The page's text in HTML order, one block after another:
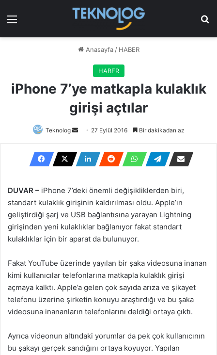
Menü
Anasayfa / HABER
HABER
iPhone 7’ye matkapla kulaklık
girişi açtılar
Teknolog
Bir
e-
posta
göndermek
27 Eylül 2016 Bir dakikadan az
DUVAR – iPhone 7’deki önemli değişikliklerden biri,
standart kulaklık girişinin kaldırılması oldu. Apple’ın
geliştirdiği şarj ve USB bağlantısına yarayan Lightning
girişinden yeni kulaklıklar bağlanıyor fakat standart
kulaklıklar için bir aparat da bulunuyor.
Fakat YouTube üzerinde yayılan bir şaka videosuna inanan
kimi kullanıcılar telefonlarına matkapla kulaklık girişi
açmaya kalktı. Apple’a gelen çok sayıda arıza ve şikayet
telefonu üzerine şirketin konuyu araştırdığı ve bu şaka
videosuna inananların telefonlarını deldiği ortaya çıktı.
Ayrıca videonun altındaki yorumlar da pek çok kullanıcının
bu şakayı gerçek sandığını ortaya koyuyor. Yapılan